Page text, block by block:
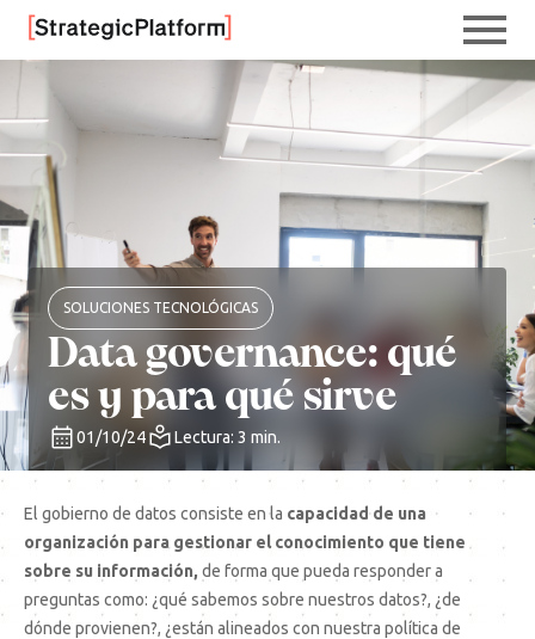
SOLUCIONES TECNOLÓGICAS
Data governance: qué
es y para qué sirve
01/10/24 Lectura: 3 min.
El gobierno de datos consiste en la capacidad de una
organización para gestionar el conocimiento que tiene
sobre su información, de forma que pueda responder a
preguntas como: ¿qué sabemos sobre nuestros datos?, ¿de
dónde provienen?, ¿están alineados con nuestra política de